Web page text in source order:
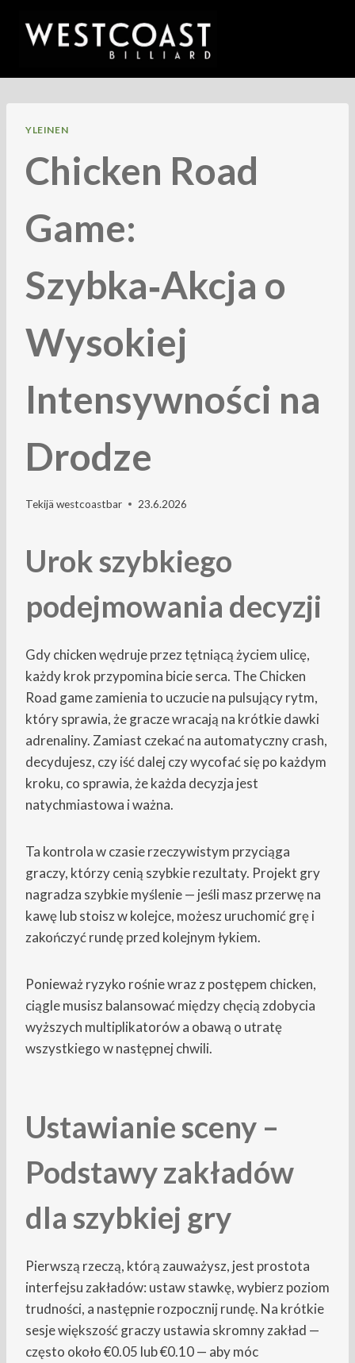
sisältöön
YLEINEN
Chicken Road
Game:
Szybka‑Akcja o
Wysokiej
Intensywności na
Drodze
Tekijä westcoastbar 23.6.2026
Urok szybkiego
podejmowania decyzji
Gdy chicken wędruje przez tętniącą życiem ulicę,
każdy krok przypomina bicie serca. The Chicken
Road game zamienia to uczucie na pulsujący rytm,
który sprawia, że gracze wracają na krótkie dawki
adrenaliny. Zamiast czekać na automatyczny crash,
decydujesz, czy iść dalej czy wycofać się po każdym
kroku, co sprawia, że każda decyzja jest
natychmiastowa i ważna.
Ta kontrola w czasie rzeczywistym przyciąga
graczy, którzy cenią szybkie rezultaty. Projekt gry
nagradza szybkie myślenie — jeśli masz przerwę na
kawę lub stoisz w kolejce, możesz uruchomić grę i
zakończyć rundę przed kolejnym łykiem.
Ponieważ ryzyko rośnie wraz z postępem chicken,
ciągle musisz balansować między chęcią zdobycia
wyższych multiplikatorów a obawą o utratę
wszystkiego w następnej chwili.
Ustawianie sceny –
Podstawy zakładów
dla szybkiej gry
Pierwszą rzeczą, którą zauważysz, jest prostota
interfejsu zakładów: ustaw stawkę, wybierz poziom
trudności, a następnie rozpocznij rundę. Na krótkie
sesje większość graczy ustawia skromny zakład —
często około €0.05 lub €0.10 — aby móc